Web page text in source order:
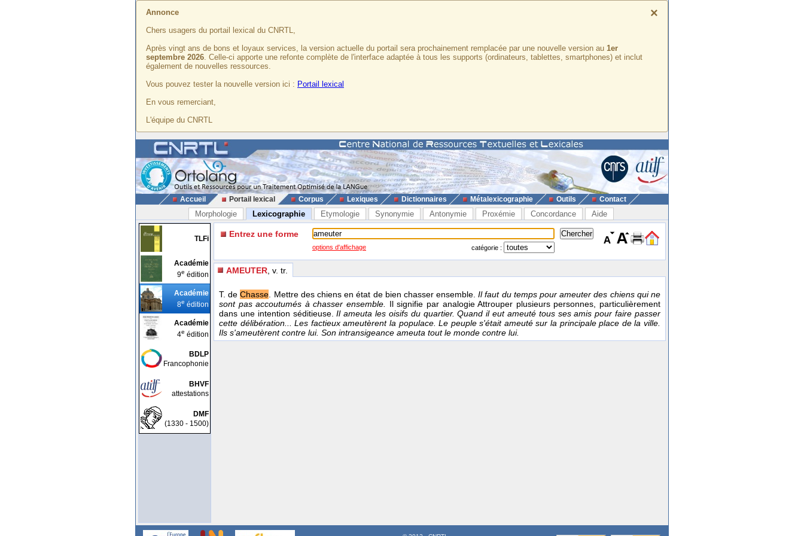
×
Annonce
Chers usagers du portail lexical du CNRTL,
Après vingt ans de bons et loyaux services, la version actuelle du portail sera prochainement remplacée par une nouvelle version au 1er
septembre 2026. Celle-ci apporte une refonte complète de l'interface adaptée à tous les supports (ordinateurs, tablettes, smartphones) et inclut
également de nouvelles ressources.
Vous pouvez tester la nouvelle version ici : Portail lexical
En vous remerciant,
L'équipe du CNRTL
Accueil Portail lexical Corpus Lexiques Dictionnaires Métalexicographie Outils Contact
Morphologie Lexicographie Etymologie Synonymie Antonymie Proxémie Concordance Aide
TLFi
Académie
9e édition
Académie
8e édition
Académie
4e édition
BDLP
Francophonie
BHVF
attestations
DMF
(1330 - 1500)
Entrez une forme
options d'affichage catégorie :
AMEUTER , v. tr.
T. deChasse. Mettre des chiens en état de bien chasser ensemble.Il faut du temps pour ameuter des chiens qui ne
sont pas accoutumés à chasser ensemble. Il signifie par analogie Attrouper plusieurs personnes, particulièrement
dans une intention séditieuse.Il ameuta les oisifs du quartier. Quand il eut ameuté tous ses amis pour faire passer
cette délibération... Les factieux ameutèrent la populace. Le peuple s'était ameuté sur la principale place de la ville.
Ils s'ameutèrent contre lui. Son intransigeance ameuta tout le monde contre lui.